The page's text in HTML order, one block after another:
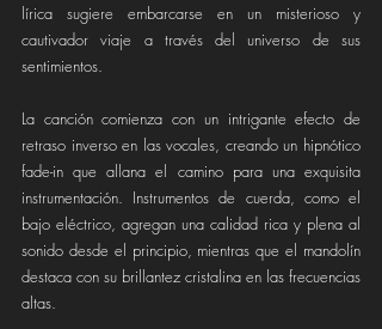
lírica sugiere embarcarse en un misterioso y
cautivador viaje a través del universo de sus
sentimientos.
La canción comienza con un intrigante efecto de
retraso inverso en las vocales, creando un hipnótico
fade-in que allana el camino para una exquisita
instrumentación. Instrumentos de cuerda, como el
bajo eléctrico, agregan una calidad rica y plena al
sonido desde el principio, mientras que el mandolín
destaca con su brillantez cristalina en las frecuencias
altas.